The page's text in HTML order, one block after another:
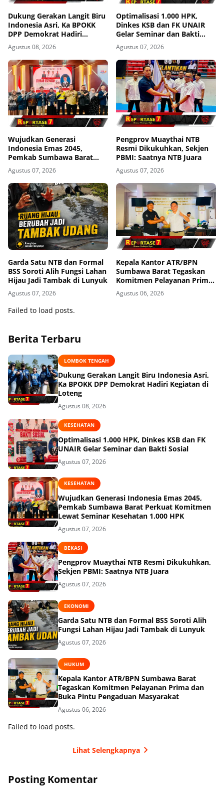
Dukung Gerakan Langit Biru
Indonesia Asri, Ka BPOKK
DPP Demokrat Hadiri
Kegiatan di Loteng
Agustus 08, 2026
Optimalisasi 1.000 HPK,
Dinkes KSB dan FK UNAIR
Gelar Seminar dan Bakti
Sosial
Agustus 07, 2026
Wujudkan Generasi
Indonesia Emas 2045,
Pemkab Sumbawa Barat
Perkuat Komitmen Lewat
Seminar Kesehatan 1.000
HPK
Agustus 07, 2026
Pengprov Muaythai NTB
Resmi Dikukuhkan, Sekjen
PBMI: Saatnya NTB Juara
Agustus 07, 2026
Garda Satu NTB dan Formal
BSS Soroti Alih Fungsi Lahan
Hijau Jadi Tambak di Lunyuk
Agustus 07, 2026
Kepala Kantor ATR/BPN
Sumbawa Barat Tegaskan
Komitmen Pelayanan Prima
dan Buka Pintu Pengaduan
Masyarakat
Agustus 06, 2026
Failed to load posts.
Berita Terbaru
LOMBOK TENGAH
Dukung Gerakan Langit Biru Indonesia Asri,
Ka BPOKK DPP Demokrat Hadiri Kegiatan di
Loteng
Agustus 08, 2026
KESEHATAN
Optimalisasi 1.000 HPK, Dinkes KSB dan FK
UNAIR Gelar Seminar dan Bakti Sosial
Agustus 07, 2026
KESEHATAN
Wujudkan Generasi Indonesia Emas 2045,
Pemkab Sumbawa Barat Perkuat Komitmen
Lewat Seminar Kesehatan 1.000 HPK
Agustus 07, 2026
BEKASI
Pengprov Muaythai NTB Resmi Dikukuhkan,
Sekjen PBMI: Saatnya NTB Juara
Agustus 07, 2026
EKONOMI
Garda Satu NTB dan Formal BSS Soroti Alih
Fungsi Lahan Hijau Jadi Tambak di Lunyuk
Agustus 07, 2026
HUKUM
Kepala Kantor ATR/BPN Sumbawa Barat
Tegaskan Komitmen Pelayanan Prima dan
Buka Pintu Pengaduan Masyarakat
Agustus 06, 2026
Failed to load posts.
Lihat Selengkapnya
Posting Komentar